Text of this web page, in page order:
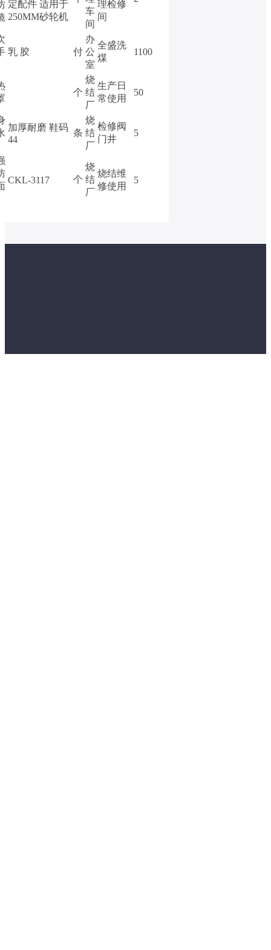
定配件 适用于
250MM砂轮机
车
间
理检修
间
乳 胶 付
办
公
室
全盛洗
煤
1100
个
烧
结
厂
生产日
常使用
50
加厚耐磨 鞋码
44
条
烧
结
厂
检修阀
门井
5
CKL-3117 个
烧
结
厂
烧结维
修使用
5